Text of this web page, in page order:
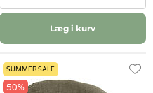
Læg i kurv
SUMMER SALE
50%